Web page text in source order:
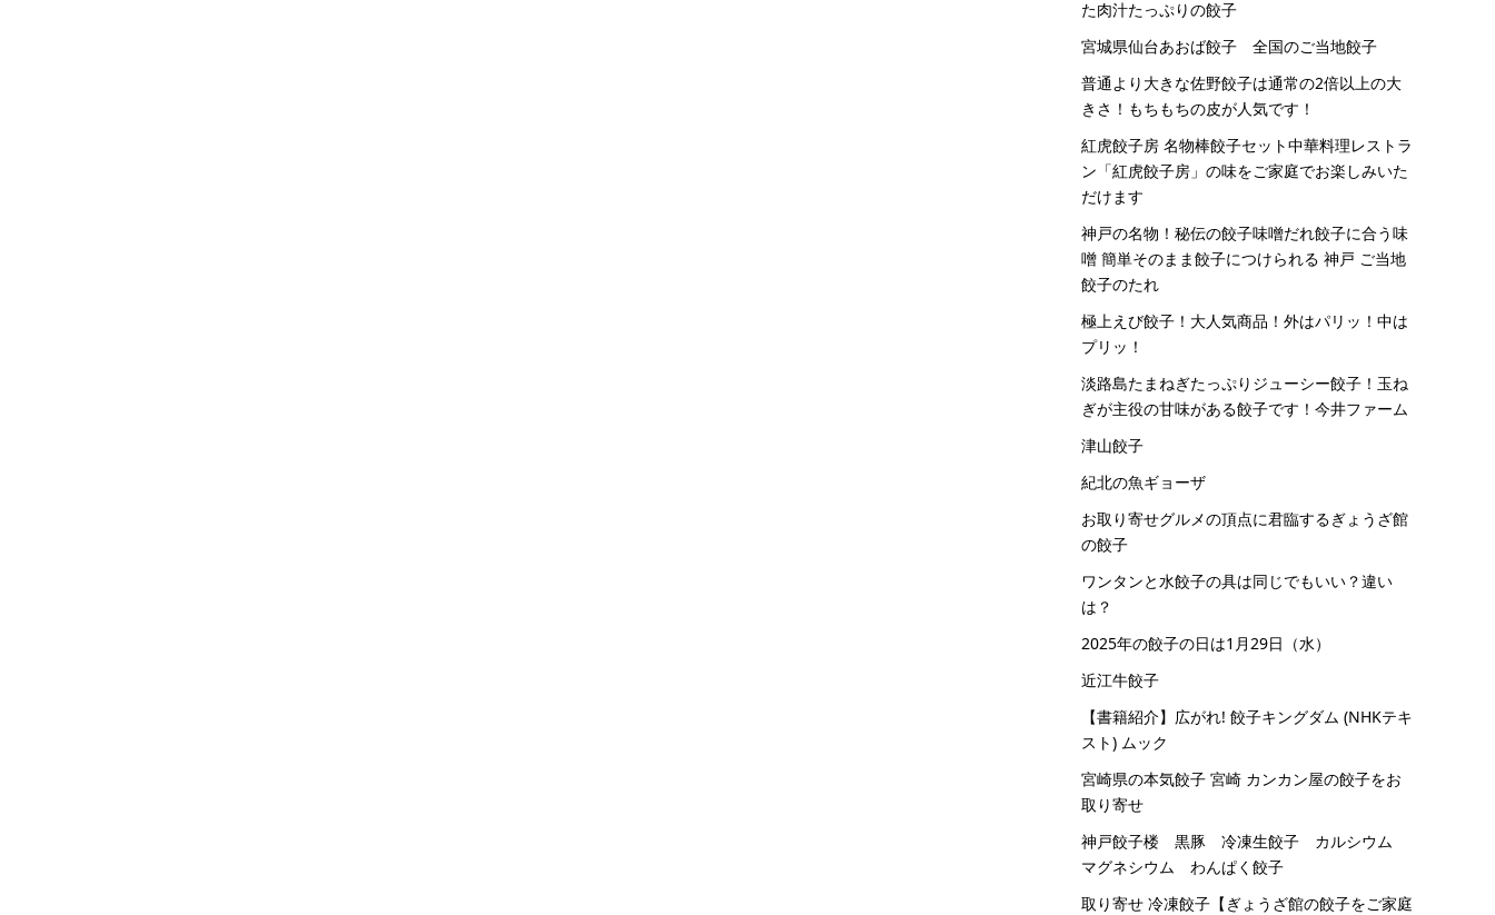
た肉汁たっぷりの餃子
宮城県仙台あおば餃子 全国のご当地餃子
普通より大きな佐野餃子は通常の2倍以上の大
きさ！もちもちの皮が人気です！
紅虎餃子房 名物棒餃子セット中華料理レストラ
ン「紅虎餃子房」の味をご家庭でお楽しみいた
だけます
神戸の名物！秘伝の餃子味噌だれ餃子に合う味
噌 簡単そのまま餃子につけられる 神戸 ご当地
餃子のたれ
極上えび餃子！大人気商品！外はパリッ！中は
プリッ！
淡路島たまねぎたっぷりジューシー餃子！玉ね
ぎが主役の甘味がある餃子です！今井ファーム
津山餃子
紀北の魚ギョーザ
お取り寄せグルメの頂点に君臨するぎょうざ館
の餃子
ワンタンと水餃子の具は同じでもいい？違い
は？
2025年の餃子の日は1月29日（水）
近江牛餃子
【書籍紹介】広がれ! 餃子キングダム (NHKテキ
スト) ムック
宮崎県の本気餃子 宮崎 カンカン屋の餃子をお
取り寄せ
神戸餃子楼 黒豚 冷凍生餃子 カルシウム
マグネシウム わんぱく餃子
取り寄せ 冷凍餃子【ぎょうざ館の餃子をご家庭